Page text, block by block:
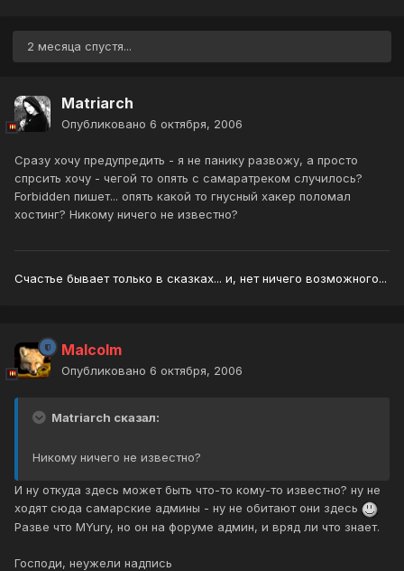
2 месяца спустя...
Matriarch
Опубликовано 6 октября, 2006
Сразу хочу предупредить - я не панику развожу, а просто
спрсить хочу - чегой то опять с самаратреком случилось?
Forbidden пишет... опять какой то гнусный хакер поломал
хостинг? Никому ничего не известно?
Счастье бывает только в сказках... и, нет ничего возможного...
Malcolm
Опубликовано 6 октября, 2006
Matriarch сказал:
Никому ничего не известно?
И ну откуда здесь может быть что-то кому-то известно? ну не
ходят сюда самарские админы - ну не обитают они здесь
Разве что MYury, но он на форуме админ, и вряд ли что знает.
Господи, неужели надпись